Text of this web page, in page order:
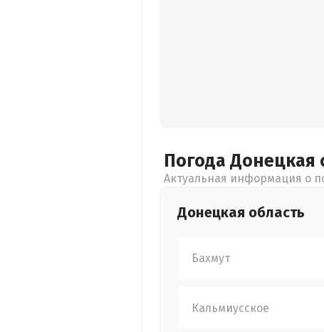
Погода Донецкая
Актуальная информация о
Донецкая область
Бахмут
Кальмиусское